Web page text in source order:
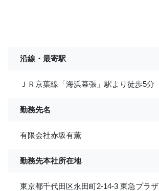
沿線・最寄駅
ＪＲ京葉線「海浜幕張」駅より徒歩5分
勤務先名
有限会社赤坂有薫
勤務先本社所在地
東京都千代田区永田町2-14-3 東急プラ